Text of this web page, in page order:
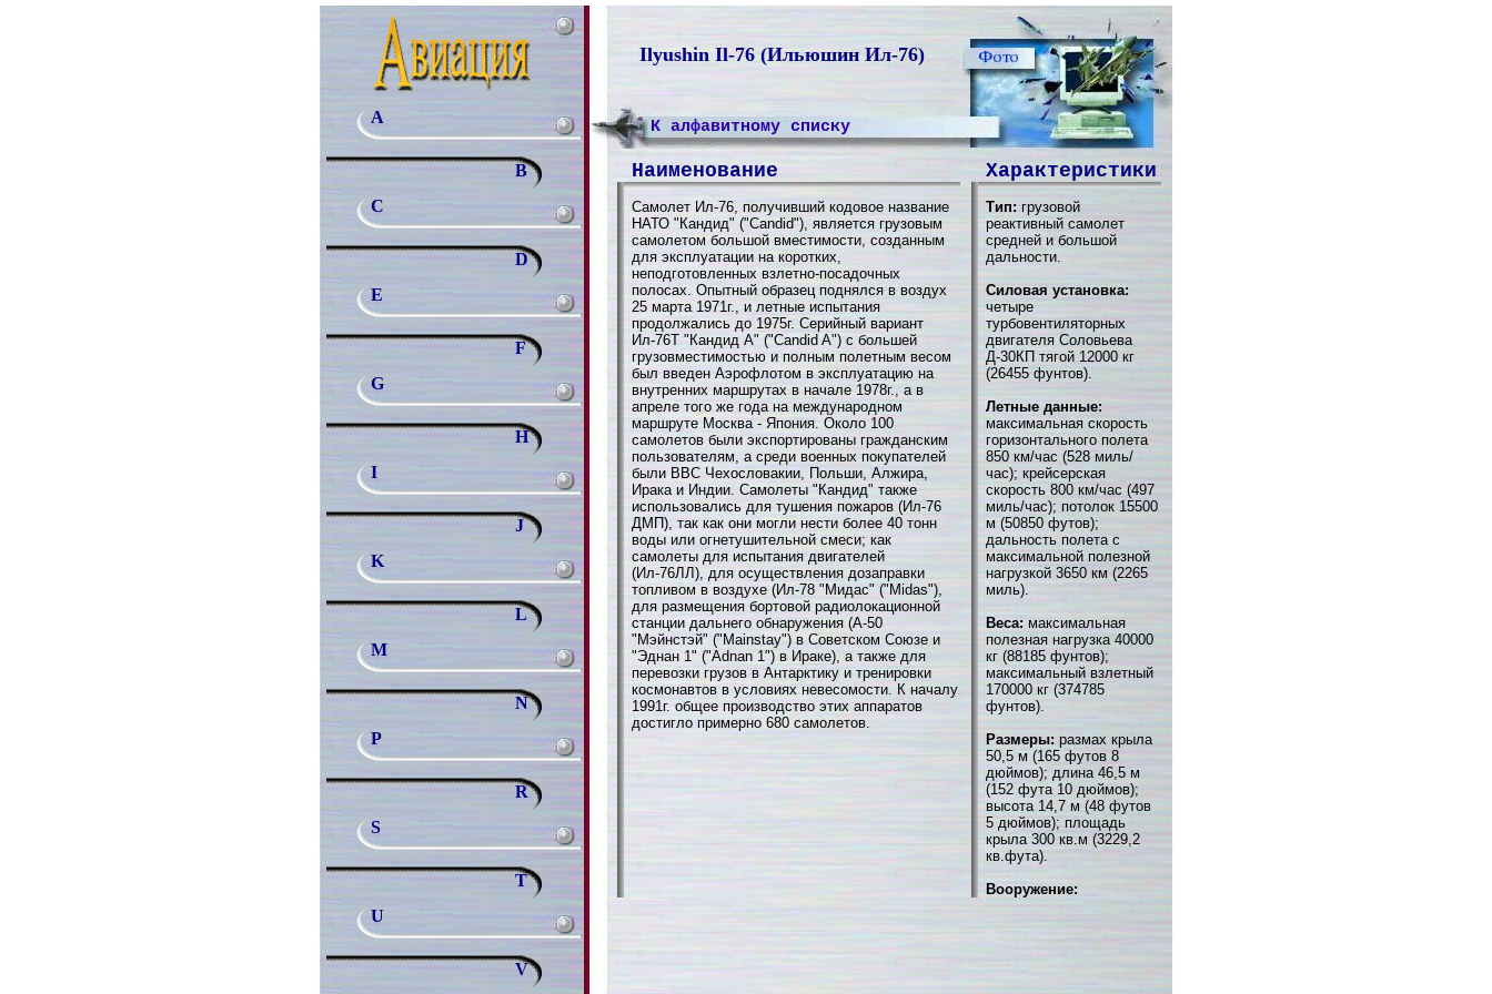
Ilyushin Il-76 (Ильюшин Ил-76)
A
B
C
D
E
F
G
H
I
J
K
L
M
N
P
R
S
T
U
V
К алфавитному списку
Наименование Характеристики
Самолет Ил-76, получивший кодовое название
НАТО "Кандид" ("Candid"), является грузовым
самолетом большой вместимости, созданным
для эксплуатации на коротких,
неподготовленных взлетно-посадочных
полосах. Опытный образец поднялся в воздух
25 марта 1971г., и летные испытания
продолжались до 1975г. Серийный вариант
Ил-76Т "Кандид А" ("Candid A") с большей
грузовместимостью и полным полетным весом
был введен Аэрофлотом в эксплуатацию на
внутренних маршрутах в начале 1978г., а в
апреле того же года на международном
маршруте Москва - Япония. Около 100
самолетов были экспортированы гражданским
пользователям, а среди военных покупателей
были ВВС Чехословакии, Польши, Алжира,
Ирака и Индии. Самолеты "Кандид" также
использовались для тушения пожаров (Ил-76
ДМП), так как они могли нести более 40 тонн
воды или огнетушительной смеси; как
самолеты для испытания двигателей
(Ил-76ЛЛ), для осуществления дозаправки
топливом в воздухе (Ил-78 "Мидас" ("Midas"),
для размещения бортовой радиолокационной
станции дальнего обнаружения (А-50
"Мэйнстэй" ("Mainstay") в Советском Союзе и
"Эднан 1" ("Adnan 1") в Ираке), а также для
перевозки грузов в Антарктику и тренировки
космонавтов в условиях невесомости. К началу
1991г. общее производство этих аппаратов
достигло примерно 680 самолетов.
Тип: грузовой
реактивный самолет
средней и большой
дальности.
Силовая установка:
четыре
турбовентиляторных
двигателя Соловьева
Д-30КП тягой 12000 кг
(26455 фунтов).
Летные данные:
максимальная скорость
горизонтального полета
850 км/час (528 миль/
час); крейсерская
скорость 800 км/час (497
миль/час); потолок 15500
м (50850 футов);
дальность полета с
максимальной полезной
нагрузкой 3650 км (2265
миль).
Веса: максимальная
полезная нагрузка 40000
кг (88185 фунтов);
максимальный взлетный
170000 кг (374785
фунтов).
Размеры: размах крыла
50,5 м (165 футов 8
дюймов); длина 46,5 м
(152 фута 10 дюймов);
высота 14,7 м (48 футов
5 дюймов); площадь
крыла 300 кв.м (3229,2
кв.фута).
Вооружение: